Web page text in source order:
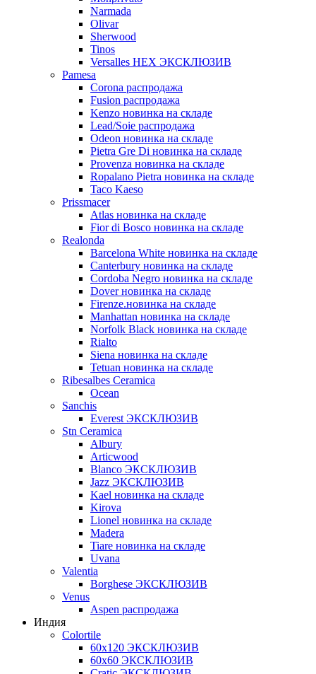
Narmada
Olivar
Sherwood
Tinos
Versalles HEX ЭКСКЛЮЗИВ
Pamesa
Corona распродажа
Fusion распродажа
Kenzo новинка на складе
Lead/Soie распродажа
Odeon новинка на складе
Pietra Gre Di новинка на складе
Provenza новинка на складе
Ropalano Pietra новинка на складе
Taco Kaeso
Prissmacer
Atlas новинка на складе
Fior di Bosco новинка на складе
Realonda
Barсelona White новинка на складе
Canterbury новинка на складе
Cordoba Negro новинка на складе
Dover новинка на складе
Firenze.новинка на складе
Manhattan новинка на складе
Norfolk Black новинка на складе
Rialto
Siena новинка на складе
Tetuan новинка на складе
Ribesalbes Ceramica
Ocean
Sanchis
Everest ЭКСКЛЮЗИВ
Stn Ceramica
Albury
Articwood
Blanco ЭКСКЛЮЗИВ
Jazz ЭКСКЛЮЗИВ
Kael новинка на складе
Kirova
Lionel новинка на складе
Madera
Tiare новинка на складе
Uvana
Valentia
Borghese ЭКСКЛЮЗИВ
Venus
Aspen распродажа
Индия
Colortile
60х120 ЭКСКЛЮЗИВ
60х60 ЭКСКЛЮЗИВ